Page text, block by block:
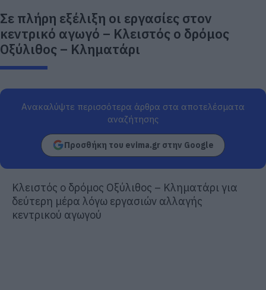
Σε πλήρη εξέλιξη οι εργασίες στον
κεντρικό αγωγό – Κλειστός ο δρόμος
Οξύλιθος – Κληματάρι
Ανακαλύψτε περισσότερα άρθρα στα αποτελέσματα
αναζήτησης
Προσθήκη του evima.gr στην Google
Κλειστός ο δρόμος Οξύλιθος – Κληματάρι για
δεύτερη μέρα λόγω εργασιών αλλαγής
κεντρικού αγωγού